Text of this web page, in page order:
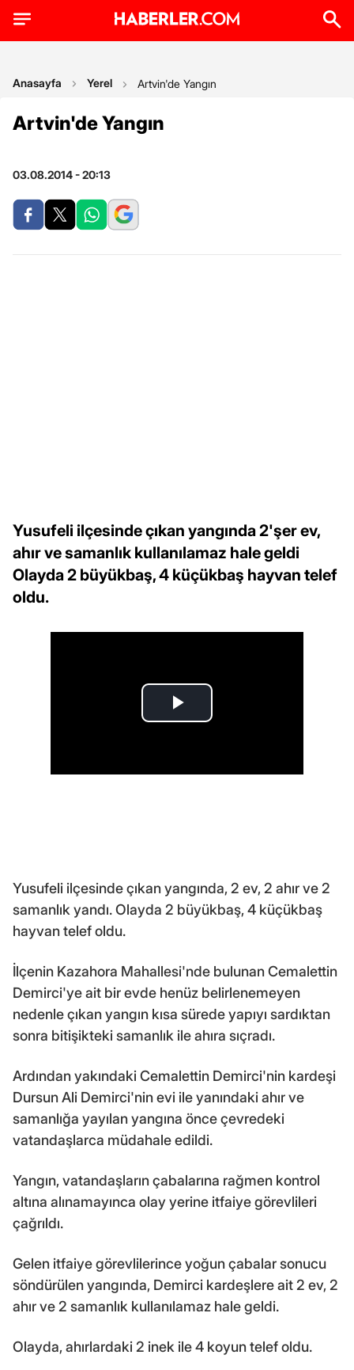
Anasayfa Yerel Artvin'de Yangın
Artvin'de Yangın
03.08.2014 - 20:13
Yusufeli ilçesinde çıkan yangında 2'şer ev,
ahır ve samanlık kullanılamaz hale geldi
Olayda 2 büyükbaş, 4 küçükbaş hayvan telef
oldu.
Yusufeli ilçesinde çıkan yangında, 2 ev, 2 ahır ve 2
samanlık yandı. Olayda 2 büyükbaş, 4 küçükbaş
hayvan telef oldu.
İlçenin Kazahora Mahallesi'nde bulunan Cemalettin
Demirci'ye ait bir evde henüz belirlenemeyen
nedenle çıkan yangın kısa sürede yapıyı sardıktan
sonra bitişikteki samanlık ile ahıra sıçradı.
Ardından yakındaki Cemalettin Demirci'nin kardeşi
Dursun Ali Demirci'nin evi ile yanındaki ahır ve
samanlığa yayılan yangına önce çevredeki
vatandaşlarca müdahale edildi.
Yangın, vatandaşların çabalarına rağmen kontrol
altına alınamayınca olay yerine itfaiye görevlileri
çağrıldı.
Gelen itfaiye görevlilerince yoğun çabalar sonucu
söndürülen yangında, Demirci kardeşlere ait 2 ev, 2
ahır ve 2 samanlık kullanılamaz hale geldi.
Olayda, ahırlardaki 2 inek ile 4 koyun telef oldu.